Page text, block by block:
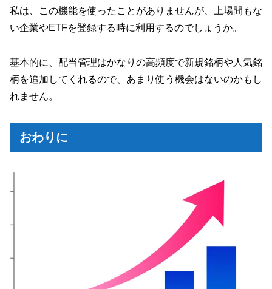
私は、この機能を使ったことがありませんが、上場間もな
い企業やETFを登録する時に利用するのでしょうか。
基本的に、配当管理はかなりの高頻度で新規銘柄や人気銘
柄を追加してくれるので、あまり使う機会はないのかもし
れません。
おわりに